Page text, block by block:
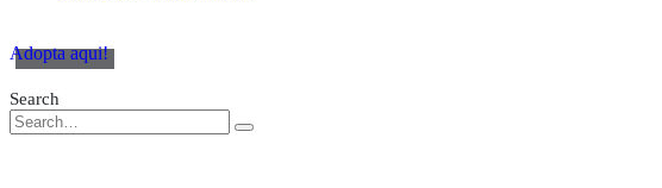
Adopta aqui!
Search